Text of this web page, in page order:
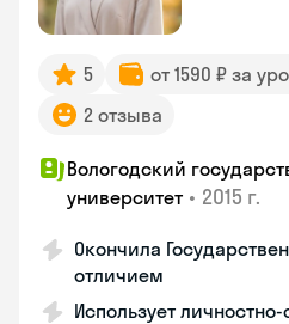
5 от 1590 ₽ за
2 отзыва
Вологодский
университет • 2015 г.
Окончила
отличием
Использует